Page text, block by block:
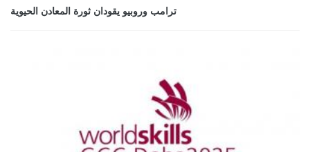
ترامب وروبيو يقودان ثورة المعادن الحيوية